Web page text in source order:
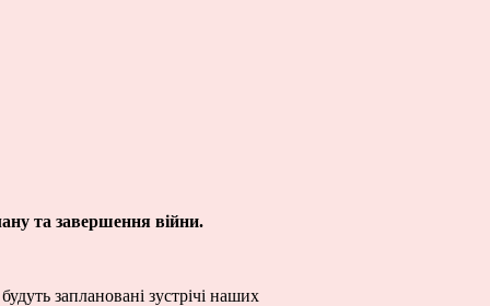
та завершення війни.
заплановані зустрічі наших